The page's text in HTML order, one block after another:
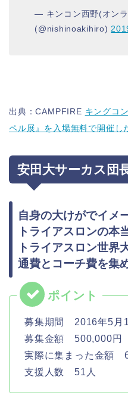
— キンコン西野(オン
(@nishinoakihiro)
出典：CAMPFIRE キングコ
ペル展』を入場無料で開催し
安田大サーカス団
自身の大けがでイメ
トライアスロンの本
トライアスロン世界
通費とコーチ費を集
募集期間 2016年5月
募集金額 500,000円
実際に集まった金額
支援人数 51人